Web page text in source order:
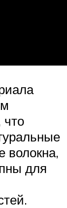
что
волокна,
для